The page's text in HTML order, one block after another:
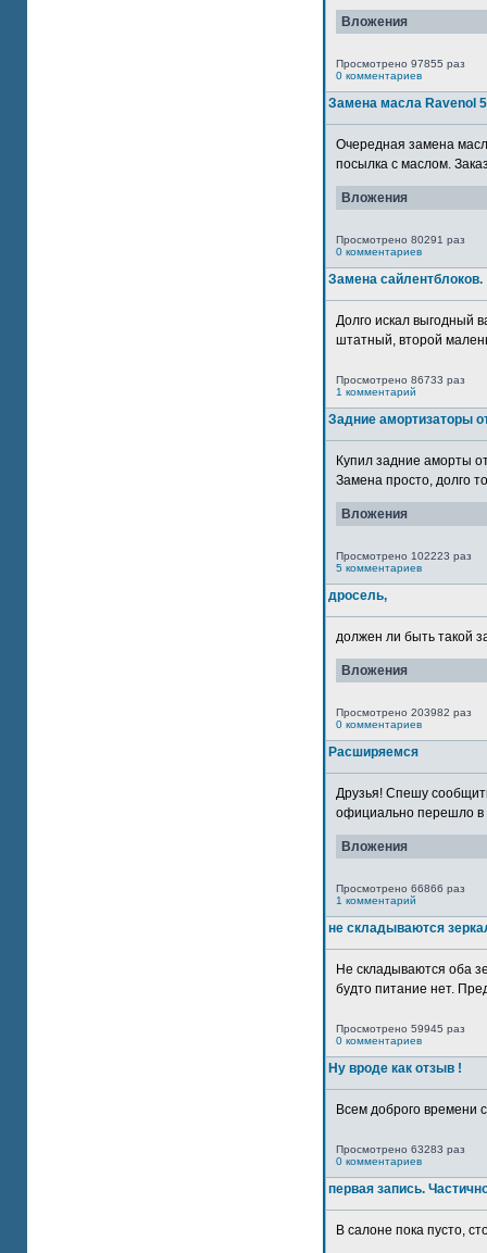
Вложения
Просмотрено 97855 раз
0 комментариев
Замена масла Ravenol
Очередная замена
посылка с маслом.
Вложения
Просмотрено 80291 раз
0 комментариев
Замена сайлентблоков.
Долго искал выгодный
штатный, второй
Просмотрено 86733 раз
1 комментарий
Задние амортизаторы
Купил задние аморты
Замена просто, долго
Вложения
Просмотрено 102223 раз
5 комментариев
дросель,
должен ли быть такой
Вложения
Просмотрено 203982 раз
0 комментариев
Расширяемся
Друзья! Спешу
официально перешло в
Вложения
Просмотрено 66866 раз
1 комментарий
не складываются
Не складываются оба
будто питание нет.
Просмотрено 59945 раз
0 комментариев
Ну вроде как отзыв !
Всем доброго времени
Просмотрено 63283 раз
0 комментариев
первая запись.
В салоне пока пусто,